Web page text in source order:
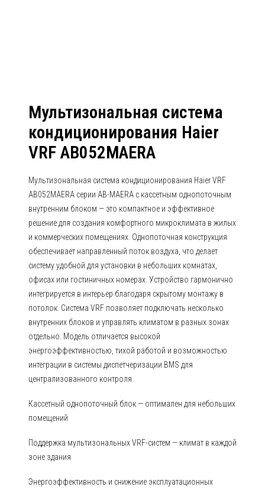
Мультизональная система
кондиционирования Haier
VRF AB052MAERA
Мультизональная система кондиционирования Haier VRF
AB052MAERA серии AB-MAERA с кассетным однопоточным
внутренним блоком — это компактное и эффективное
решение для создания комфортного микроклимата в жилых
и коммерческих помещениях. Однопоточная конструкция
обеспечивает направленный поток воздуха, что делает
систему удобной для установки в небольших комнатах,
офисах или гостиничных номерах. Устройство гармонично
интегрируется в интерьер благодаря скрытому монтажу в
потолок. Система VRF позволяет подключать несколько
внутренних блоков и управлять климатом в разных зонах
отдельно. Модель отличается высокой
энергоэффективностью, тихой работой и возможностью
интеграции в системы диспетчеризации BMS для
централизованного контроля.
Кассетный однопоточный блок — оптимален для небольших
помещений
Поддержка мультизональных VRF-систем — климат в каждой
зоне здания
Энергоэффективность и снижение эксплуатационных